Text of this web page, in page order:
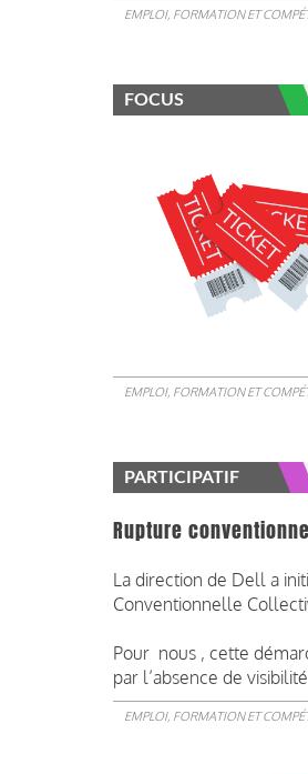
EMPLOI, FORMATION ET
FOCUS
EMPLOI, FORMATION ET
PARTICIPATIF
Rupture
La direction de Dell a
Conventionnelle
Pour nous , cette
par l’absence de
EMPLOI, FORMATION ET